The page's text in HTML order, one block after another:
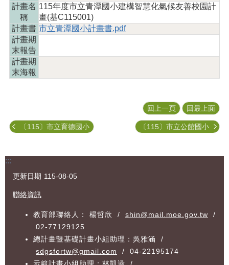
友
校
園
專
區
歷
成
果
訊
息
公
計畫名
稱
115年度市立青潭國小建構智慧化氣候友善校園計
畫(基C115001)
計畫書 市立青潭國小計畫書.pdf
計畫期
末報告
計畫期
末海報
回上一頁 回最上面
〔115〕市立育德國小 〔115〕市立公館國小
:::
更新日期 115-08-05
聯絡資訊
教育部聯絡人： 楊哲欣 / shin@mail.moe.gov.tw /
02-77129125
總計畫暨基礎計畫小組助理：吳雅涵 /
sdgsfortw@gmail.com
/ 04-22195174
示範計畫小組助理：林凱逯 /